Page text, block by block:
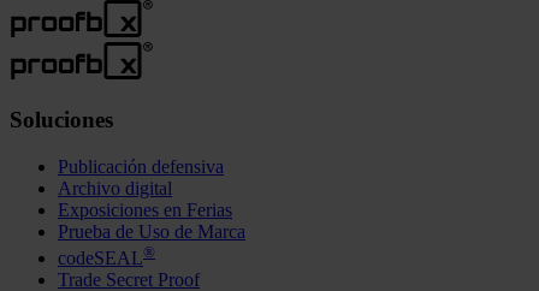
Soluciones
Publicación defensiva
Archivo digital
Exposiciones en Ferias
Prueba de Uso de Marca
codeSEAL®
Trade Secret Proof